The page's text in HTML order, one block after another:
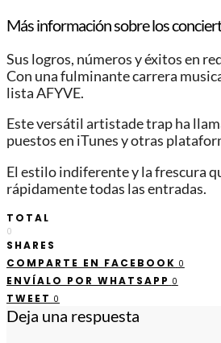
Más información sobre los
Sus logros, números y éxitos en
Con una fulminante carrera
lista AFYVE.
Este versátil artistade trap ha
puestos en iTunes y otras
El estilo indiferente y la frescura
rápidamente todas las entradas.
TOTAL
0
SHARES
COMPARTE EN FACEBOOK 0
ENVÍALO POR WHATSAPP 0
TWEET 0
Deja una respuesta